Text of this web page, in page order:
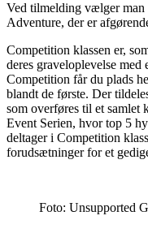
Ved tilmelding vælger
Adventure, der er
Competition klassen er,
deres graveloplevelse med
Competition får du plads
blandt de første. Der
som overføres til et samlet
Event Serien, hvor top 5
deltager i Competition
forudsætninger for et
Foto: Unsupported